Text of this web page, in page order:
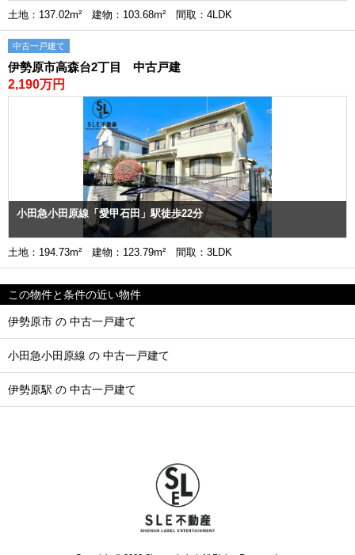
土地：137.02m² 建物：103.68m² 間取：4LDK
中古一戸建て
伊勢原市高森台2丁目 中古戸建
2,190万円
小田急小田原線「愛甲石田」駅徒歩22分
土地：194.73m² 建物：123.79m² 間取：3LDK
この物件と条件の近い物件
伊勢原市 の 中古一戸建て
小田急小田原線 の 中古一戸建て
伊勢原駅 の 中古一戸建て